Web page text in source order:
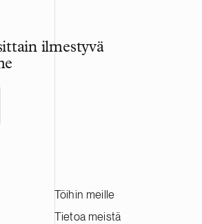
ilmestyvä
Töihin meille
Tietoa meistä